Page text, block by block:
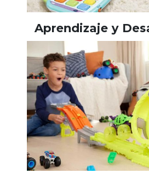
Aprendizaje y